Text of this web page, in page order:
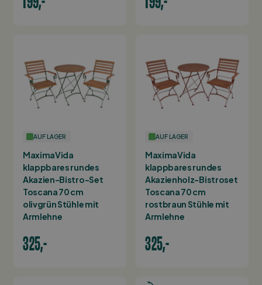
AUF LAGER
MaximaVida
klappbares rundes
Akazien-Bistro-Set
Toscana 70 cm
olivgrün Stühle mit
Armlehne
325,-
AUF LAGER
MaximaVida
klappbares rundes
Akazienholz-Bistroset
Toscana 70 cm
rostbraun Stühle mit
Armlehne
325,-